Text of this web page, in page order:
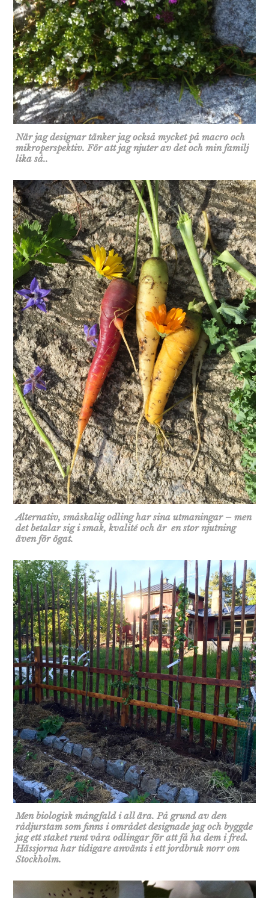
När jag designar tänker jag också mycket på macro och
mikroperspektiv. För att jag njuter av det och min familj
lika så..
Alternativ, småskalig odling har sina utmaningar – men
det betalar sig i smak, kvalité och är en stor njutning
även för ögat.
Men biologisk mångfald i all ära. På grund av den
rådjurstam som finns i området designade jag och byggde
jag ett staket runt våra odlingar för att få ha dem i fred.
Hässjorna har tidigare använts i ett jordbruk norr om
Stockholm.